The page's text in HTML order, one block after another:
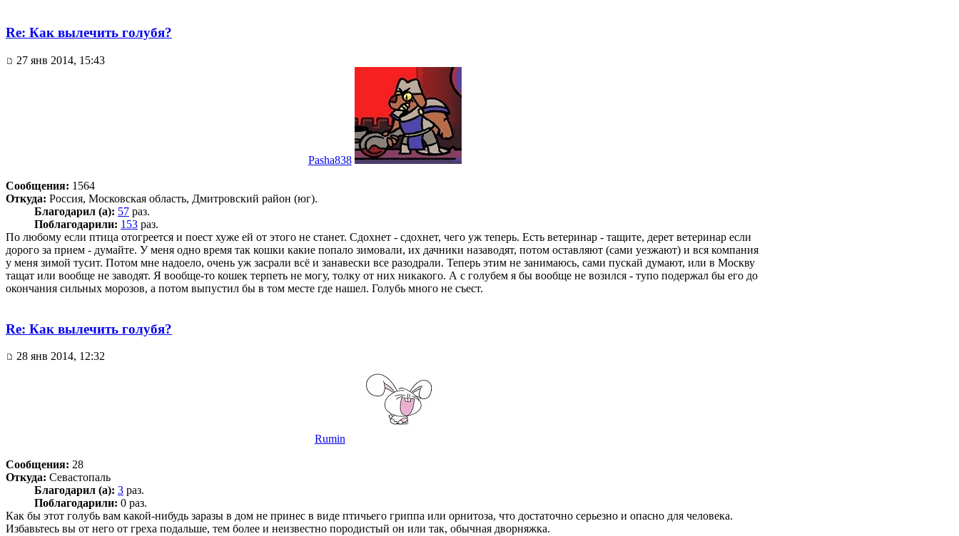
Re: Как вылечить голубя?
27 янв 2014, 15:43
Pasha838
Сообщения: 1564
Откуда: Россия, Московская область, Дмитровский район (юг).
Благодарил (а): 57 раз.
Поблагодарили: 153 раз.
По любому если птица отогреется и поест хуже ей от этого не станет. Сдохнет - сдохнет, чего уж теперь. Есть ветеринар - тащите, дерет ветеринар если
дорого за прием - думайте. У меня одно время так кошки какие попало зимовали, их дачники назаводят, потом оставляют (сами уезжают) и вся компания
у меня зимой тусит. Потом мне надоело, очень уж засрали всё и занавески все разодрали. Теперь этим не занимаюсь, сами пускай думают, или в Москву
тащат или вообще не заводят. Я вообще-то кошек терпеть не могу, толку от них никакого. А с голубем я бы вообще не возился - тупо подержал бы его до
окончания сильных морозов, а потом выпустил бы в том месте где нашел. Голубь много не съест.
Re: Как вылечить голубя?
28 янв 2014, 12:32
Rumin
Сообщения: 28
Откуда: Севастопаль
Благодарил (а): 3 раз.
Поблагодарили: 0 раз.
Как бы этот голубь вам какой-нибудь заразы в дом не принес в виде птичьего гриппа или орнитоза, что достаточно серьезно и опасно для человека.
Избавьтесь вы от него от греха подальше, тем более и неизвестно породистый он или так, обычная дворняжка.